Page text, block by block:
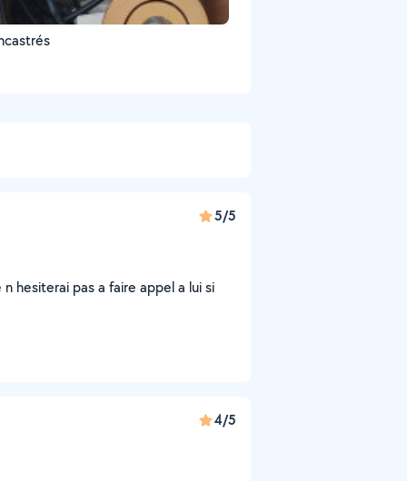
5/5
hesiterai pas a faire appel a lui si
4/5